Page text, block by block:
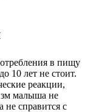
в пищу
10 лет не стоит.
реакции,
малыша не
не справится с